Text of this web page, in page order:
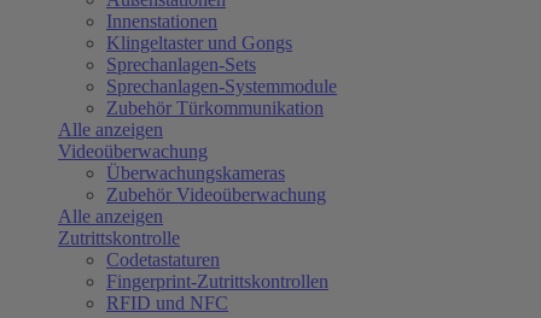
Innenstationen
Klingeltaster und Gongs
Sprechanlagen-Sets
Sprechanlagen-Systemmodule
Zubehör Türkommunikation
Alle anzeigen
Videoüberwachung
Überwachungskameras
Zubehör Videoüberwachung
Alle anzeigen
Zutrittskontrolle
Codetastaturen
Fingerprint-Zutrittskontrollen
RFID und NFC